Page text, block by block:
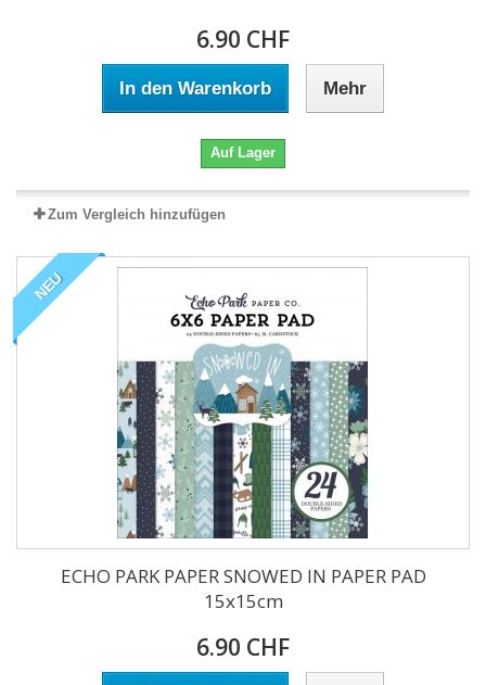
6.90 CHF
In den Warenkorb Mehr
Auf Lager
Zum Vergleich hinzufügen
NEU
ECHO PARK PAPER SNOWED IN PAPER PAD
15x15cm
6.90 CHF